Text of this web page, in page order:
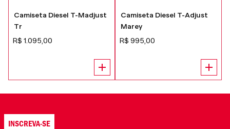
Camiseta Diesel T-Madjust
Tr
R$ 1 095 00
Camiseta Diesel T-Adjust
Marey
R$ 995 00
INSCREVA-SE